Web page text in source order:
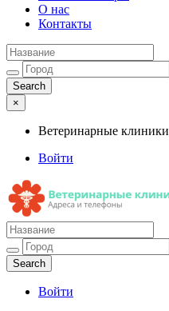
О нас
Контакты
×
Ветеринарные клиники
Войти
Ветеринарные клиники
Адреса и телефоны
Войти